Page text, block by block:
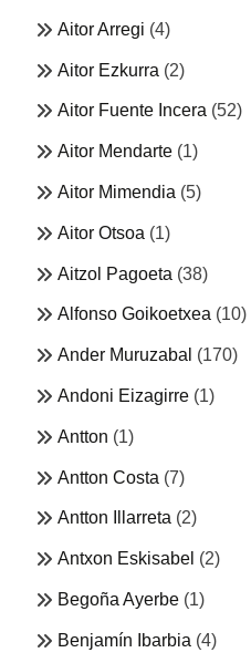
Aitor Arregi (4)
Aitor Ezkurra (2)
Aitor Fuente Incera (52)
Aitor Mendarte (1)
Aitor Mimendia (5)
Aitor Otsoa (1)
Aitzol Pagoeta (38)
Alfonso Goikoetxea (10)
Ander Muruzabal (170)
Andoni Eizagirre (1)
Antton (1)
Antton Costa (7)
Antton Illarreta (2)
Antxon Eskisabel (2)
Begoña Ayerbe (1)
Benjamín Ibarbia (4)